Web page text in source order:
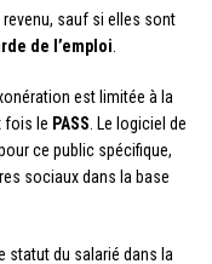
sauf si elles sont
de l’emploi
est limitée à la
fois le PASS . Le logiciel de
ce public spécifique,
sociaux dans la base
statut du salarié dans la